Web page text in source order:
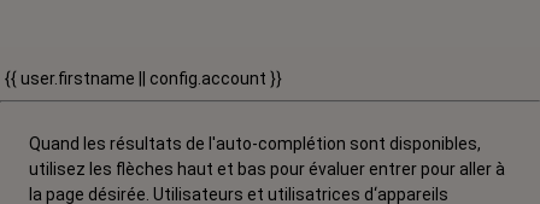
{{ user.firstname || config.account }}
Quand les résultats de l'auto-complétion sont disponibles,
utilisez les flèches haut et bas pour évaluer entrer pour aller à
la page désirée. Utilisateurs et utilisatrices d‘appareils